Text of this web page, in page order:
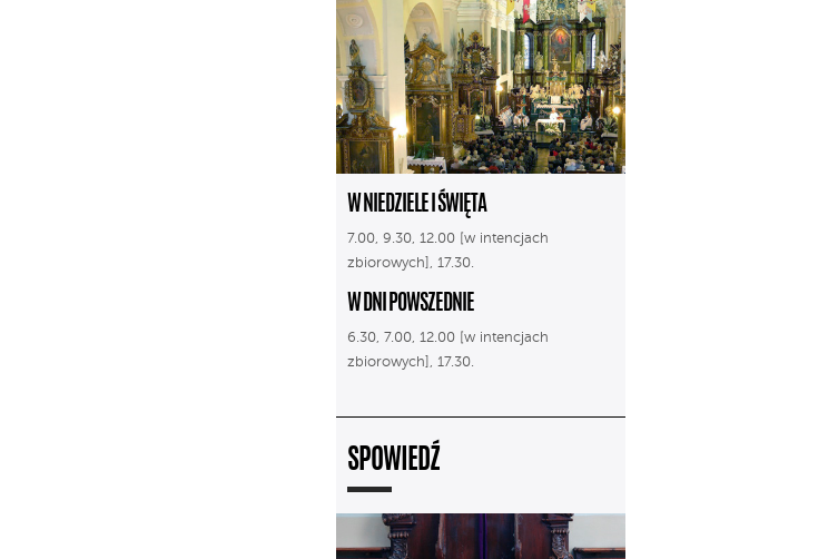
W NIEDZIELE I ŚWIĘTA
7.00, 9.30, 12.00 [w intencjach
zbiorowych], 17.30.
W DNI POWSZEDNIE
6.30, 7.00, 12.00 [w intencjach
zbiorowych], 17.30.
SPOWIEDŹ